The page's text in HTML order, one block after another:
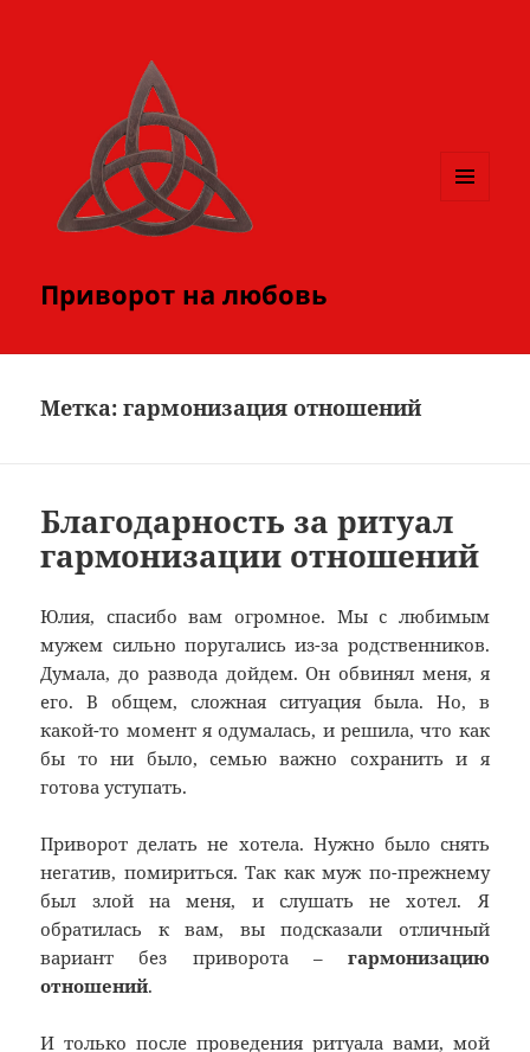
Приворот на любовь
Метка:гармонизация отношений
Благодарность за ритуал
гармонизации отношений
Юлия, спасибо вам огромное. Мы с любимым
мужем сильно поругались из-за родственников.
Думала, до развода дойдем. Он обвинял меня, я
его. В общем, сложная ситуация была. Но, в
какой-то момент я одумалась, и решила, что как
бы то ни было, семью важно сохранить и я
готова уступать.
Приворот делать не хотела. Нужно было снять
негатив, помириться. Так как муж по-прежнему
был злой на меня, и слушать не хотел. Я
обратилась к вам, вы подсказали отличный
вариант без приворота – гармонизацию
отношений.
И только после проведения ритуала вами, мой